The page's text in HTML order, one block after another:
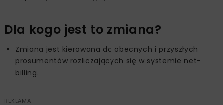
Dla kogo jest to zmiana?
Zmiana jest kierowana do obecnych i przyszłych
prosumentów rozliczających się w systemie net-
billing.
REKLAMA